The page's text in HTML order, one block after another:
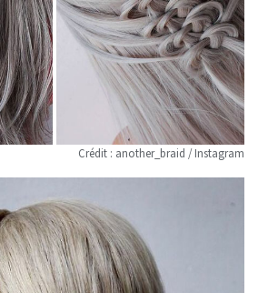
Crédit : another_braid / Instagram